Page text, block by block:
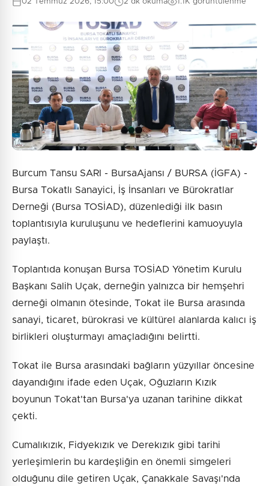
0/2000
Güvenlik Sorusu:
9 + 3 = ?
Gönder
02 Temmuz 2026, 15:00 2 dk okuma 1.1K görüntülenme
Burcum Tansu SARI - BursaAjansı / BURSA (İGFA) -
Bursa Tokatlı Sanayici, İş İnsanları ve Bürokratlar
Derneği (Bursa TOSİAD), düzenlediği ilk basın
toplantısıyla kuruluşunu ve hedeflerini kamuoyuyla
paylaştı.
Toplantıda konuşan Bursa TOSİAD Yönetim Kurulu
Başkanı Salih Uçak, derneğin yalnızca bir hemşehri
derneği olmanın ötesinde, Tokat ile Bursa arasında
sanayi, ticaret, bürokrasi ve kültürel alanlarda kalıcı iş
birlikleri oluşturmayı amaçladığını belirtti.
Tokat ile Bursa arasındaki bağların yüzyıllar öncesine
dayandığını ifade eden Uçak, Oğuzların Kızık
boyunun Tokat'tan Bursa'ya uzanan tarihine dikkat
çekti.
Cumalıkızık, Fidyekızık ve Derekızık gibi tarihi
yerleşimlerin bu kardeşliğin en önemli simgeleri
olduğunu dile getiren Uçak, Çanakkale Savaşı'nda